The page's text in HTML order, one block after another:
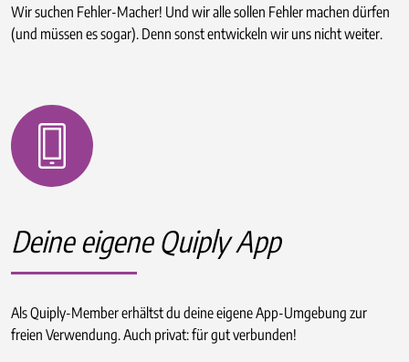
Wir suchen Fehler-Macher! Und wir alle sollen Fehler machen dürfen
(und müssen es sogar). Denn sonst entwickeln wir uns nicht weiter.
Deine eigene Quiply App
Als Quiply-Member erhältst du deine eigene App-Umgebung zur
freien Verwendung. Auch privat: für gut verbunden!